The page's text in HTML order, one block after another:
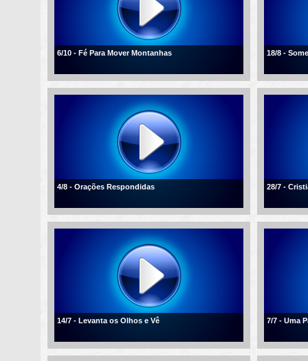
6/10 - Fé Para Mover Montanhas 18/8 -
4/8 - Orações Respondidas 28/7 -
14/7 - Levanta os Olhos e Vê 7/7 - Uma